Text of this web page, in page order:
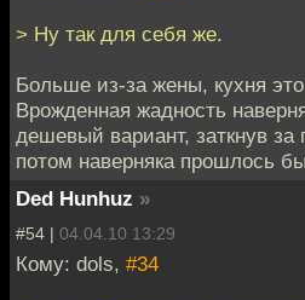
> Ну так для себя же.
Больше из-за жены, кухня
Врожденная жадность
дешевый вариант, заткнув за
потом наверняка прошлось
Ded Hunhuz »
#54 | 04.04.10 13:29
Кому: dols, #34